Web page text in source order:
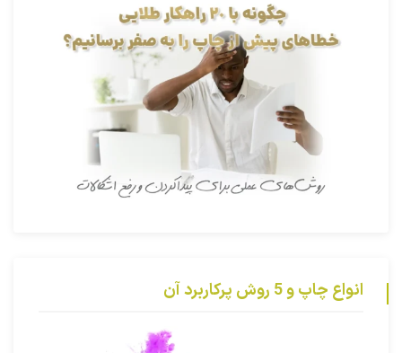
انواع چاپ و 5 روش پرکاربرد آن